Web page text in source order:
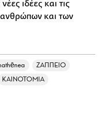
ιδέες και τις
και των
ΖΑΠΠΕΙΟ
ΚΑΙΝΟΤΟΜΙΑ